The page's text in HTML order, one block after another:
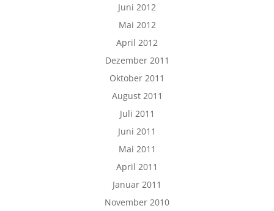
Juni 2012
Mai 2012
April 2012
Dezember 2011
Oktober 2011
August 2011
Juli 2011
Juni 2011
Mai 2011
April 2011
Januar 2011
November 2010